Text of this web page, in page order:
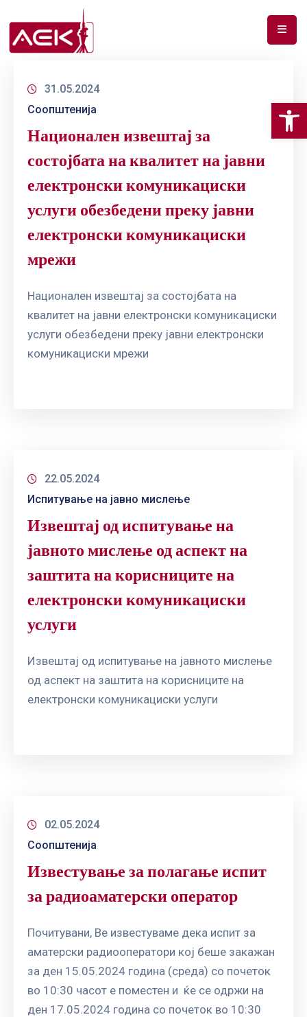
НАС
ДОКУМЕНТИ
СПЕКТАР
ТЕЛЕКОМУНИКАЦИИ
ГРИЖА
31.05.2024
Соопштенија
Национален извештај за
состојбата на квалитет на јавни
електронски комуникациски
услуги обезбедени преку јавни
електронски комуникациски
мрежи
Национален извештај за состојбата на
квалитет на јавни електронски комуникациски
услуги обезбедени преку јавни електронски
комуникациски мрежи
22.05.2024
Испитување на јавно мислење
Извештај од испитување на
јавното мислење од аспект на
заштита на корисниците на
електронски комуникациски
услуги
Извештај од испитување на јавното мислење
од аспект на заштита на корисниците на
електронски комуникациски услуги
02.05.2024
Соопштенија
Известување за полагање испит
за радиоаматерски оператор
Почитувани, Ве известуваме дека испит за
аматерски радиооператори кој беше закажан
за ден 15.05.2024 година (среда) со почеток
во 10:30 часот е поместен и ќе се одржи на
ден 17.05.2024 година со почеток во 10:30